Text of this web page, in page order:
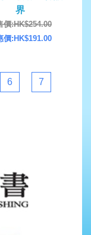
界
價:HK$254.00
價:HK$191.00
6 7